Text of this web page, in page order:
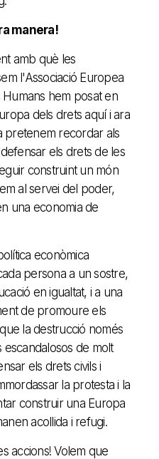
manera!
amb què les
l'Associació Europea
hem posat en
dels drets aquí i ara
pretenem recordar als
els drets de les
construint un món
al servei del poder,
una economia de
econòmica
persona a un sostre,
en igualtat, i a una
de promoure els
la destrucció només
escandalosos de molt
els drets civils i
la protesta i la
construir una Europa
acollida i refugi.
accions! Volem que